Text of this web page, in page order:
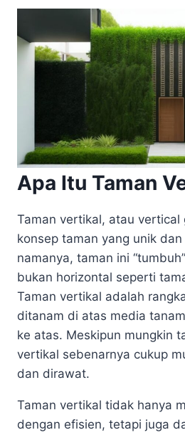
Apa Itu Taman
Taman vertikal, atau vertical
konsep taman yang unik
namanya, taman ini
bukan horizontal seperti
Taman vertikal adalah
ditanam di atas media
ke atas. Meskipun mungkin
vertikal sebenarnya cukup
dan dirawat.
Taman vertikal tidak hanya
dengan efisien, tetapi juga